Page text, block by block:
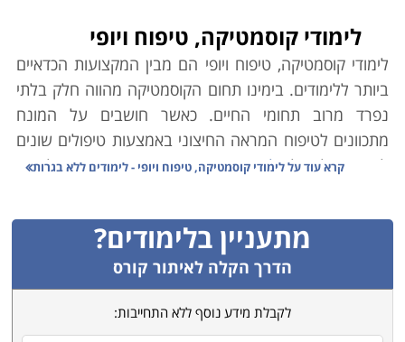
לימודי קוסמטיקה, טיפוח ויופי
לימודי קוסמטיקה, טיפוח ויופי הם מבין המקצועות הכדאיים
ביותר ללימודים. בימינו תחום הקוסמטיקה מהווה חלק בלתי
נפרד מרוב תחומי החיים. כאשר חושבים על המונח
מתכוונים לטיפוח המראה החיצוני באמצעות טיפולים שונים
לגוף כמו למשל,הלחמת ריסים,בניית ציפורניים, טיפולי עור
ניתן לראות כי התחום נמצא במגמת התפתחות מואצת
המתבטאת בפתיחת מכוני יופי חדשים ובפיתוח תהליכים
וטיפולי יופי שונים. זאת, על מנת לענות על הביקוש הרב ועל
דרישותיו של קהל הלקוחות ההולך וגדל. לכן, ישנה קריאה
קרא עוד עללימודי קוסמטיקה, טיפוח ויופי - לימודים ללא בגרות
מתעניין בלימודים?
הדרך הקלה לאיתור קורס
לקבלת מידע נוסף ללא התחייבות: